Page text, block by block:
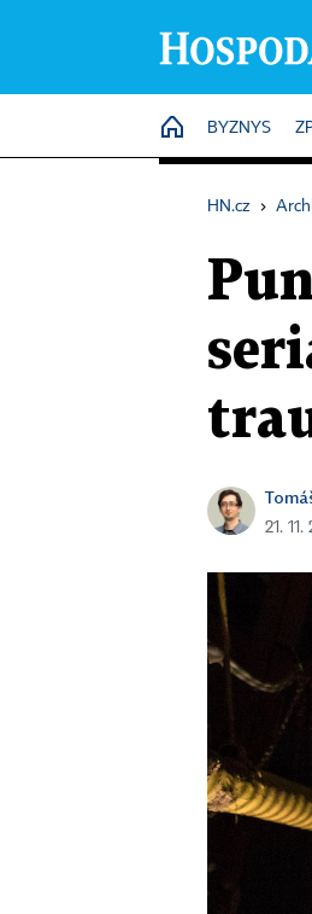
HOME
BYZNYS
HN.cz ›
21.